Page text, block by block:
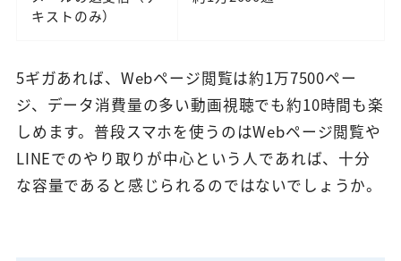
キストのみ）
5ギガあれば、Webページ閲覧は約1万7500ペー
ジ、データ消費量の多い動画視聴でも約10時間も楽
しめます。普段スマホを使うのはWebページ閲覧や
LINEでのやり取りが中心という人であれば、十分
な容量であると感じられるのではないでしょうか。